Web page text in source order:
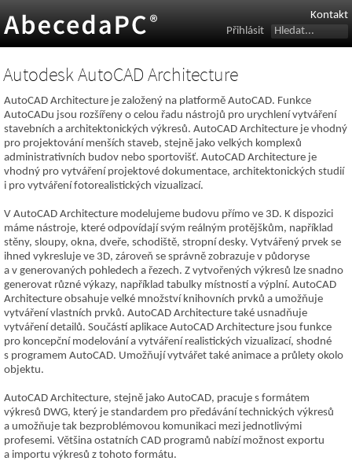
Kontakt
Přihlásit
Autodesk AutoCAD Architecture
AutoCAD Architecture je založený na platformě AutoCAD. Funkce
AutoCADu jsou rozšířeny o celou řadu nástrojů pro urychlení vytváření
stavebních a architektonických výkresů. AutoCAD Architecture je vhodný
pro projektování menších staveb, stejně jako velkých komplexů
administrativních budov nebo sportovišť. AutoCAD Architecture je
vhodný pro vytváření projektové dokumentace, architektonických studií
i pro vytváření fotorealistických vizualizací.
V AutoCAD Architecture modelujeme budovu přímo ve 3D. K dispozici
máme nástroje, které odpovídají svým reálným protějškům, například
stěny, sloupy, okna, dveře, schodiště, stropní desky. Vytvářený prvek se
ihned vykresluje ve 3D, zároveň se správně zobrazuje v půdoryse
a v generovaných pohledech a řezech. Z vytvořených výkresů lze snadno
generovat různé výkazy, například tabulky místností a výplní. AutoCAD
Architecture obsahuje velké množství knihovních prvků a umožňuje
vytváření vlastních prvků. AutoCAD Architecture také usnadňuje
vytváření detailů. Součástí aplikace AutoCAD Architecture jsou funkce
pro koncepční modelování a vytváření realistických vizualizací, shodné
s programem AutoCAD. Umožňují vytvářet také animace a průlety okolo
objektu.
AutoCAD Architecture, stejně jako AutoCAD, pracuje s formátem
výkresů DWG, který je standardem pro předávání technických výkresů
a umožňuje tak bezproblémovou komunikaci mezi jednotlivými
profesemi. Většina ostatních CAD programů nabízí možnost exportu
a importu výkresů z tohoto formátu.